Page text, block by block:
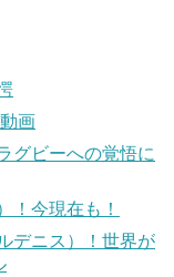
画
グビーへの覚悟に
！今現在も！
デニス）！世界が